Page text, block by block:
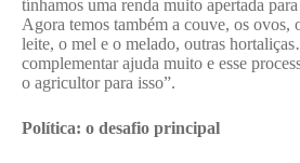
tínhamos uma renda muito apertada
Agora temos também a couve, os ovos,
leite, o mel e o melado, outras
complementar ajuda muito e esse
o agricultor para isso”.
Política: o desafio principal